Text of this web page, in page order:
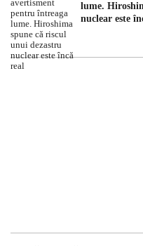
lume.
nuclear este